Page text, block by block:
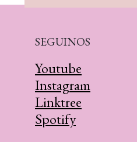
SEGUINOS
Youtube
Instagram
Linktree
Spotify